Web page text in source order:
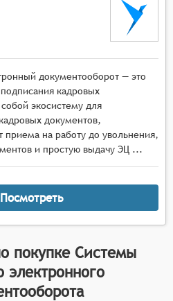
документооборот — это
кадровых
экосистему для
документов,
приема на работу до увольнения,
и простую выдачу ЭЦ ...
Посмотреть
покупке Системы
электронного